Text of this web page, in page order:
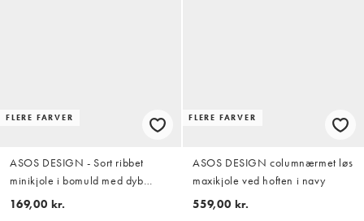
FLERE FARVER
ASOS DESIGN - Sort ribbet
minikjole i bomuld med dyb
udskæring på ryggen
169,00 kr.
FLERE FARVER
ASOS DESIGN columnærmet løs
maxikjole ved hoften i navy
559,00 kr.